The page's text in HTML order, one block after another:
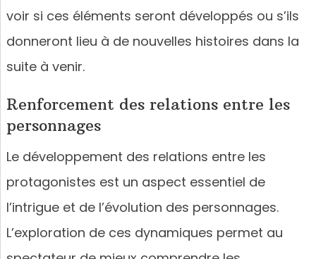
voir si ces éléments seront développés ou s’ils
donneront lieu à de nouvelles histoires dans la
suite à venir.
Renforcement des relations entre les
personnages
Le développement des relations entre les
protagonistes est un aspect essentiel de
l’intrigue et de l’évolution des personnages.
L’exploration de ces dynamiques permet au